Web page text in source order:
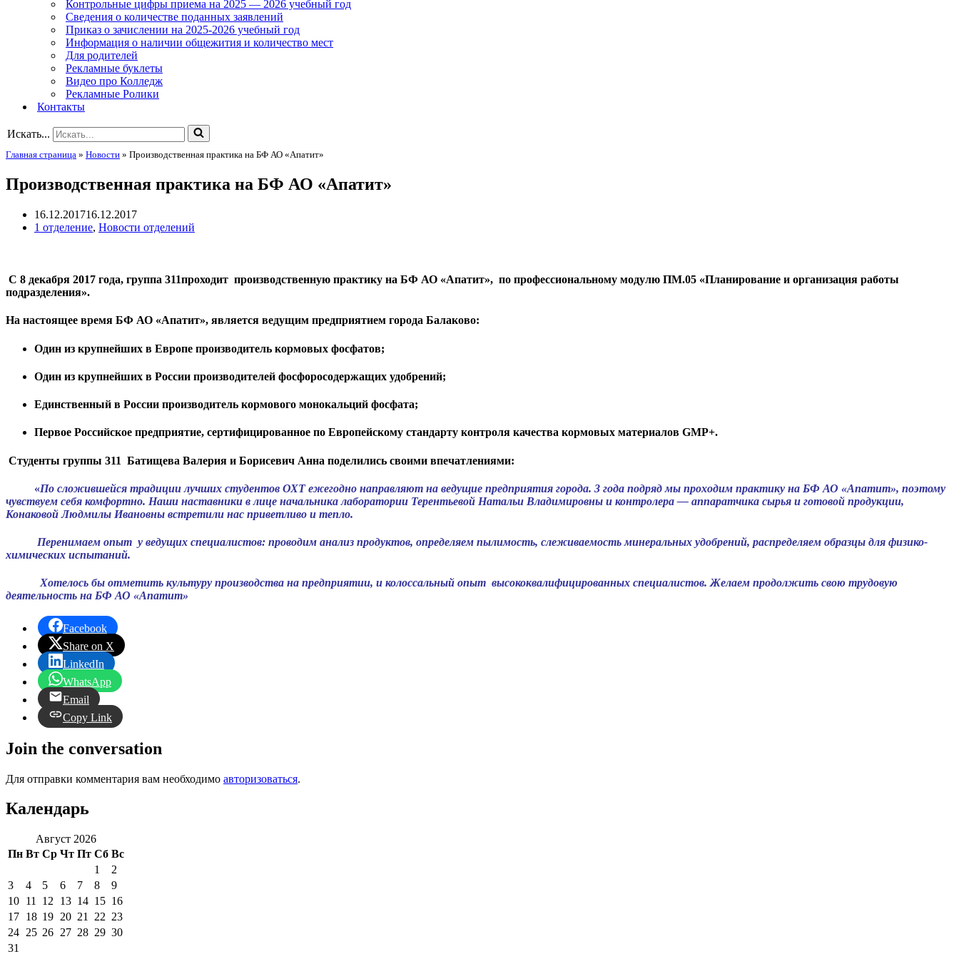
Контрольные цифры приема на 2025 — 2026 учебный год
Сведения о количестве поданных заявлений
Приказ о зачислении на 2025-2026 учебный год
Информация о наличии общежития и количество мест
Для родителей
Рекламные буклеты
Видео про Колледж
Рекламные Ролики
Контакты
Искать...
Главная страница » Новости » Производственная практика на БФ АО «Апатит»
Производственная практика на БФ АО «Апатит»
16.12.201716.12.2017
1 отделение, Новости отделений
С 8 декабря 2017 года, группа 311проходит производственную практику на БФ АО «Апатит», по профессиональному модулю ПМ.05 «Планирование и организация работы
подразделения».
На настоящее время БФ АО «Апатит», является ведущим предприятием города Балаково:
Один из крупнейших в Европе производитель кормовых фосфатов;
Один из крупнейших в России производителей фосфоросодержащих удобрений;
Единственный в России производитель кормового монокальций фосфата;
Первое Российское предприятие, сертифицированное по Европейскому стандарту контроля качества кормовых материалов GMP+.
Студенты группы 311 Батищева Валерия и Борисевич Анна поделились своими впечатлениями:
«По сложившейся традиции лучших студентов ОХТ ежегодно направляют на ведущие предприятия города. 3 года подряд мы проходим практику на БФ АО «Апатит», поэтому
чувствуем себя комфортно. Наши наставники в лице начальника лаборатории Терентьевой Натальи Владимировны и контролера — аппаратчика сырья и готовой продукции,
Конаковой Людмилы Ивановны встретили нас приветливо и тепло.
Перенимаем опыт у ведущих специалистов: проводим анализ продуктов, определяем пылимость, слеживаемость минеральных удобрений, распределяем образцы для физико-
химических испытаний.
Хотелось бы отметить культуру производства на предприятии, и колоссальный опыт высококвалифицированных специалистов. Желаем продолжить свою трудовую
деятельность на БФ АО «Апатит»
Facebook
Share on X
LinkedIn
WhatsApp
Email
Copy Link
Join the conversation
Для отправки комментария вам необходимо авторизоваться.
Календарь
Август 2026
Пн Вт Ср Чт Пт Сб Вс
1
2
3
4 5 6 7 8
9
10 11 12 13 14 15 16
17 18 19 20 21 22 23
24 25 26 27 28 29 30
31